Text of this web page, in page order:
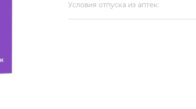
Условия отпуска из аптек: